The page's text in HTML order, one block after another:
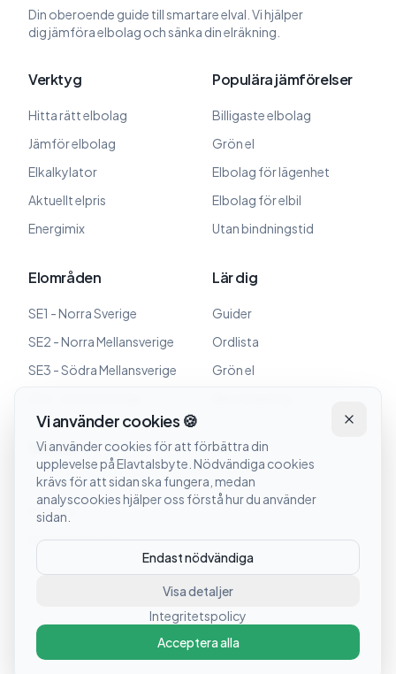
Vi använder cookies 🍪
Vi använder cookies för att förbättra din
upplevelse på Elavtalsbyte. Nödvändiga cookies
krävs för att sidan ska fungera, medan
analyscookies hjälper oss förstå hur du använder
sidan.
Acceptera alla
Endast nödvändiga
Visa detaljer
Integritetspolicy
Din oberoende guide till smartare elval. Vi hjälper
dig jämföra elbolag och sänka din elräkning.
Verktyg
Hitta rätt elbolag
Jämför elbolag
Elkalkylator
Aktuellt elpris
Energimix
Populära jämförelser
Billigaste elbolag
Grön el
Elbolag för lägenhet
Elbolag för elbil
Utan bindningstid
Elområden
SE1 - Norra Sverige
SE2 - Norra Mellansverige
SE3 - Södra Mellansverige
Lär dig
Guider
Ordlista
Grön el
Om oss
Om oss
Kontakt
Integritetspolicy
Elpriser uppdateras dagligen. Affiliate-länkar kan förekomma.